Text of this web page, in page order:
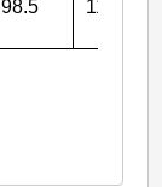
98.5 117.5